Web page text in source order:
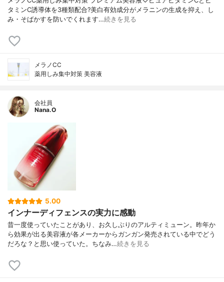
タミンC誘導体を3種類配合?美白有効成分がメラニンの生成を抑え、し
み・そばかすを防いでくれます…続きを見る
メラノCC
薬用しみ集中対策 美容液
会社員
Nana.O
5.00
インナーディフェンスの実力に感動
昔一度使っていたことがあり、お久しぶりのアルティミューン。昨年か
ら効果が出る美容液が各メーカーからガンガン発売されている中でどう
だろな？と思い使っていた。ちなみ…続きを見る